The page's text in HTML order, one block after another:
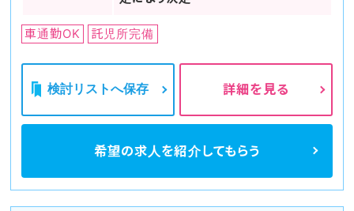
車通勤OK 託児所完備
検討リストへ保存 詳細を見る
希望の求人を紹介してもらう